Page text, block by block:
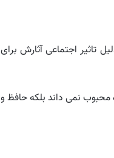
تاثیر اجتماعی آثارش برای
محبوب نمی داند بلکه حافظ و